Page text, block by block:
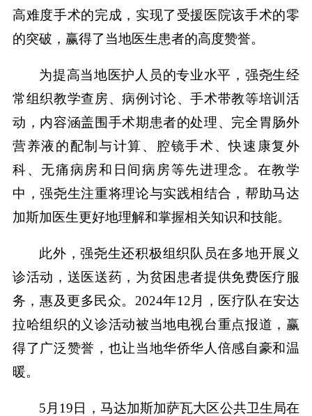
高难度手术的完成，实现了受援医院该手术的零
的突破，赢得了当地医生患者的高度赞誉。
为提高当地医护人员的专业水平，强尧生经
常组织教学查房、病例讨论、手术带教等培训活
动，内容涵盖围手术期患者的处理、完全胃肠外
营养液的配制与计算、腔镜手术、快速康复外
科、无痛病房和日间病房等先进理念。在教学
中，强尧生注重将理论与实践相结合，帮助马达
加斯加医生更好地理解和掌握相关知识和技能。
此外，强尧生还积极组织队员在多地开展义
诊活动，送医送药，为贫困患者提供免费医疗服
务，惠及更多民众。2024年12月，医疗队在安达
拉哈组织的义诊活动被当地电视台重点报道，赢
得了广泛赞誉，也让当地华侨华人倍感自豪和温
暖。
5月19日，马达加斯加萨瓦大区公共卫生局在